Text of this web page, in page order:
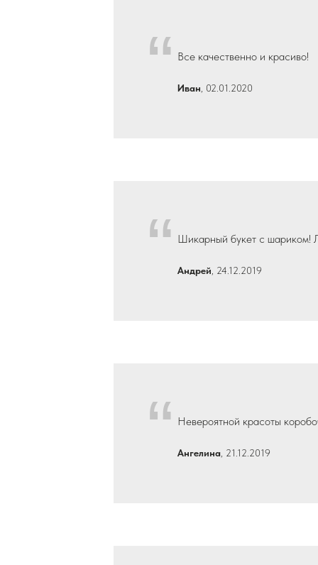
“ Все качественно и красиво!
Иван , 02.01.2020
“ Шикарный букет с шариком!
Андрей , 24.12.2019
“ Невероятной красоты
Ангелина , 21.12.2019